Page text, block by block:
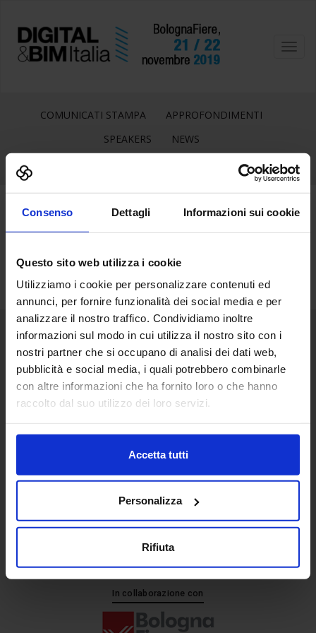
Consenso Dettagli Informazioni sui cookie
Questo sito web utilizza i cookie
Utilizziamo i cookie per personalizzare contenuti ed
annunci, per fornire funzionalità dei social media e per
analizzare il nostro traffico. Condividiamo inoltre
informazioni sul modo in cui utilizza il nostro sito con i
nostri partner che si occupano di analisi dei dati web,
pubblicità e social media, i quali potrebbero combinarle
con altre informazioni che ha fornito loro o che hanno
raccolto dal suo utilizzo dei loro servizi.
Accetta tutti
Personalizza
Rifiuta
COMUNICATI STAMPA
APPROFONDIMENTI
SPEAKERS
NEWS
Senaf srl
+ 39 051.325511
+ 39 02.332039460
In collaborazione con